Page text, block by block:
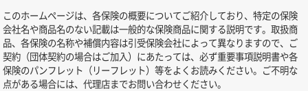
このホームページは、各保険の概要についてご紹介しており、特定の保険
会社名や商品名のない記載は一般的な保険商品に関する説明です。取扱商
品、各保険の名称や補償内容は引受保険会社によって異なりますので、ご
契約（団体契約の場合はご加入）にあたっては、必ず重要事項説明書や各
保険のパンフレット（リーフレット）等をよくお読みください。ご不明な
点がある場合には、代理店までお問い合わせください。